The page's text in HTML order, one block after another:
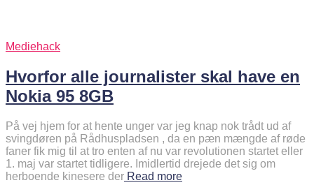
Mediehack
Hvorfor alle journalister skal have en
Nokia 95 8GB
På vej hjem for at hente unger var jeg knap nok trådt ud af
svingdøren på Rådhuspladsen , da en pæn mængde af røde
faner fik mig til at tro enten af nu var revolutionen startet eller
1. maj var startet tidligere. Imidlertid drejede det sig om
herboende kinesere der Read more